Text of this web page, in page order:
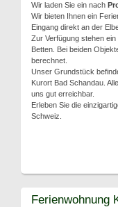
Wir laden Sie ein nach
Wir bieten Ihnen ein
Eingang direkt an der
Zur Verfügung stehen
Betten. Bei beiden
berechnet.
Unser Grundstück
Kurort Bad Schandau.
uns gut erreichbar.
Erleben Sie die
Schweiz.
Ferienwohnung